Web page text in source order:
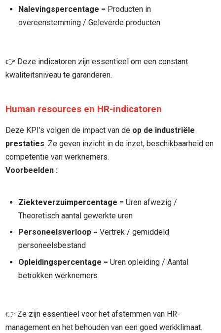
Nalevingspercentage = Producten in
overeenstemming / Geleverde producten
👉 Deze indicatoren zijn essentieel om een constant
kwaliteitsniveau te garanderen.
Human resources en HR-indicatoren
Deze KPI’s volgen de impact van de op de industriële
prestaties. Ze geven inzicht in de inzet, beschikbaarheid en
competentie van werknemers.
Voorbeelden :
Ziekteverzuimpercentage = Uren afwezig /
Theoretisch aantal gewerkte uren
Personeelsverloop = Vertrek / gemiddeld
personeelsbestand
Opleidingspercentage = Uren opleiding / Aantal
betrokken werknemers
👉 Ze zijn essentieel voor het afstemmen van HR-
management en het behouden van een goed werkklimaat.